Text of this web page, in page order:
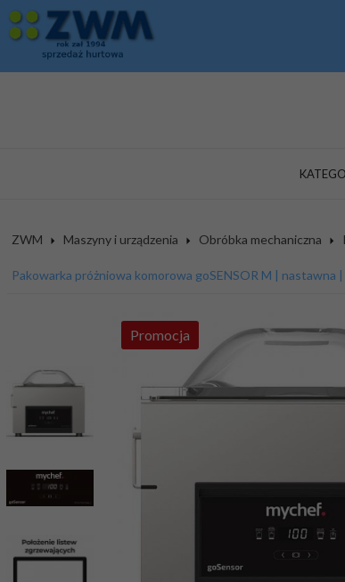
ZWM Maszyny i urządzenia Obróbka mechaniczna
Pakowarka próżniowa komorowa goSENSOR M |
Promocja